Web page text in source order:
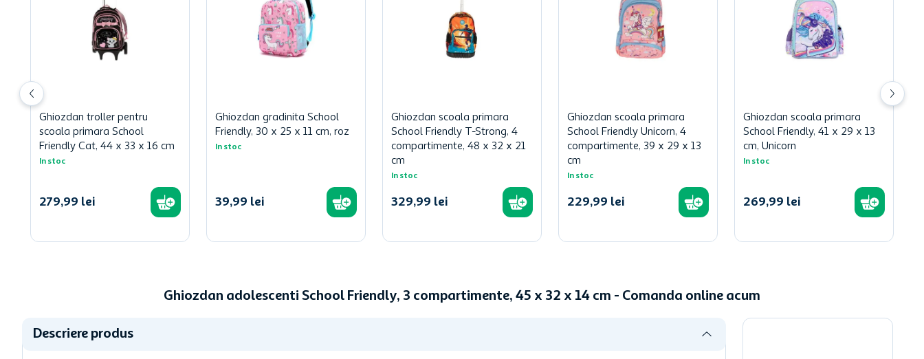
Ghiozdan troller pentru
scoala primara School
Friendly Cat, 44 x 33 x 16 cm
In stoc
279,99 lei
Ghiozdan gradinita School
Friendly, 30 x 25 x 11 cm, roz
In stoc
39,99 lei
Ghiozdan scoala primara
School Friendly T-Strong, 4
compartimente, 48 x 32 x 21
cm
In stoc
329,99 lei
Ghiozdan scoala primara
School Friendly Unicorn, 4
compartimente, 39 x 29 x 13
cm
In stoc
229,99 lei
Ghiozdan scoala primara
School Friendly, 41 x 29 x 13
cm, Unicorn
In stoc
269,99 lei
Ghiozdan adolescenti School Friendly, 3 compartimente, 45 x 32 x 14 cm - Comanda online acum
Descriere produs